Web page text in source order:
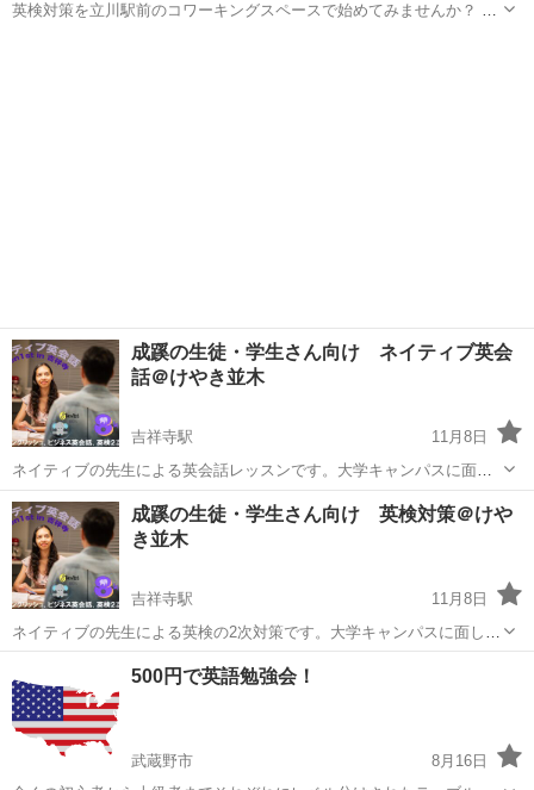
英検対策を立川駅前のコワーキングスペースで始めてみませんか？ 今
成蹊の生徒・学生さん向け ネイティブ英会
話＠けやき並木
吉祥寺駅
11月8日
ネイティブの先生による英会話レッスンです。大学キャンパスに面し
たけやき並木の自宅（国際交流会館近く）で行いますので、下校時や
空き時間などにご利用ください。写真の通り講師の先生はとても優し
い性格なので、リラックスしてレッスンを...
東京 武蔵野市 吉祥寺駅 英会話 けやき
成蹊の生徒・学生さん向け 英検対策＠けや
き並木
吉祥寺駅
11月8日
ネイティブの先生による英検の2次対策です。大学キャンパスに面した
けやき並木の自宅（国際交流会館近く）で行いますので、下校時や空
き時間などにご利用ください。 英検の準1級までは比較的合格率が高
いですが、面接そのものにあま...
吉祥寺駅 英検
500円で英語勉強会！
武蔵野市
8月16日